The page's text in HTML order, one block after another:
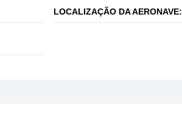
LOCALIZAÇÃO DA AERONAVE: